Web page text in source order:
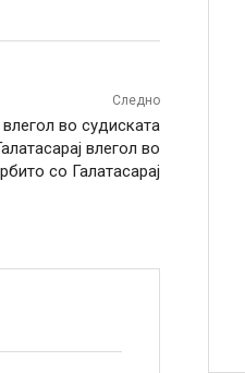
Следно
во судиската
влегол во
со Галатасарај